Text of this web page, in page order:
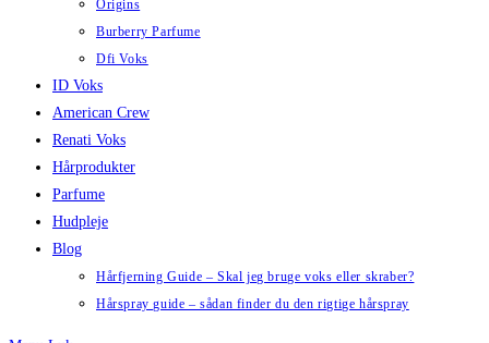
Origins
Burberry Parfume
Dfi Voks
ID Voks
American Crew
Renati Voks
Hårprodukter
Parfume
Hudpleje
Blog
Hårfjerning Guide – Skal jeg bruge voks eller skraber?
Hårspray guide – sådan finder du den rigtige hårspray